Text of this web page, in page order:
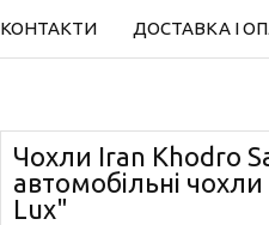
КОНТАКТИ ДОСТАВКА І
Чохли Iran Khodro
автомобільні
Lux"